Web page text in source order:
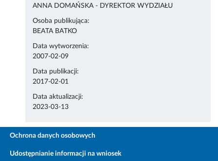
ANNA DOMAŃSKA - DYREKTOR WYDZIAŁU
Osoba publikująca:
BEATA BATKO
Data wytworzenia:
2007-02-09
Data publikacji:
2017-02-01
Data aktualizacji:
2023-03-13
Ochrona danych osobowych
Udostępnianie informacji na wniosek